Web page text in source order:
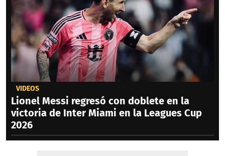
VIDEOS
Lionel Messi regresó con doblete en la
victoria de Inter Miami en la Leagues Cup
2026